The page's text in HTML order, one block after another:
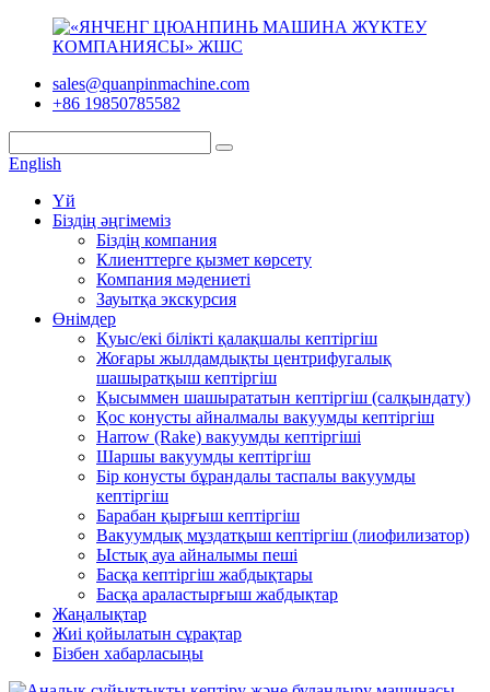
sales@quanpinmachine.com
+86 19850785582
English
Үй
Біздің әңгімеміз
Біздің компания
Клиенттерге қызмет көрсету
Компания мәдениеті
Зауытқа экскурсия
Өнімдер
Қуыс/екі білікті қалақшалы кептіргіш
Жоғары жылдамдықты центрифугалық
шашыратқыш кептіргіш
Қысыммен шашырататын кептіргіш (салқындату)
Қос конусты айналмалы вакуумды кептіргіш
Harrow (Rake) вакуумды кептіргіші
Шаршы вакуумды кептіргіш
Бір конусты бұрандалы таспалы вакуумды
кептіргіш
Барабан қырғыш кептіргіш
Вакуумдық мұздатқыш кептіргіш (лиофилизатор)
Ыстық ауа айналымы пеші
Басқа кептіргіш жабдықтары
Басқа араластырғыш жабдықтар
Жаңалықтар
Жиі қойылатын сұрақтар
Бізбен хабарласыңы